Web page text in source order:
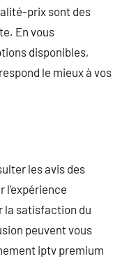
prix sont des
En vous
disponibles,
le mieux à vos
les avis des
l’expérience
la satisfaction du
peuvent vous
iptv premium